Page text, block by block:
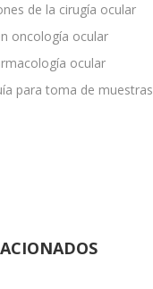
de la cirugía ocular
oncología ocular
ocular
para toma de muestras